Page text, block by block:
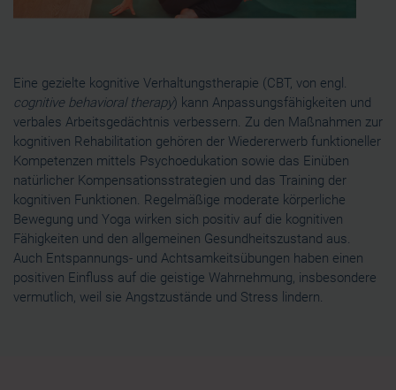
Eine gezielte kognitive Verhaltungstherapie (CBT, von engl.
cognitive behavioral therapy) kann Anpassungsfähigkeiten und
verbales Arbeitsgedächtnis verbessern. Zu den Maßnahmen zur
kognitiven Rehabilitation gehören der Wiedererwerb funktioneller
Kompetenzen mittels Psychoedukation sowie das Einüben
natürlicher Kompensationsstrategien und das Training der
kognitiven Funktionen. Regelmäßige moderate körperliche
Bewegung und Yoga wirken sich positiv auf die kognitiven
Fähigkeiten und den allgemeinen Gesundheitszustand aus.
Auch Entspannungs- und Achtsamkeitsübungen haben einen
positiven Einfluss auf die geistige Wahrnehmung, insbesondere
vermutlich, weil sie Angstzustände und Stress lindern.